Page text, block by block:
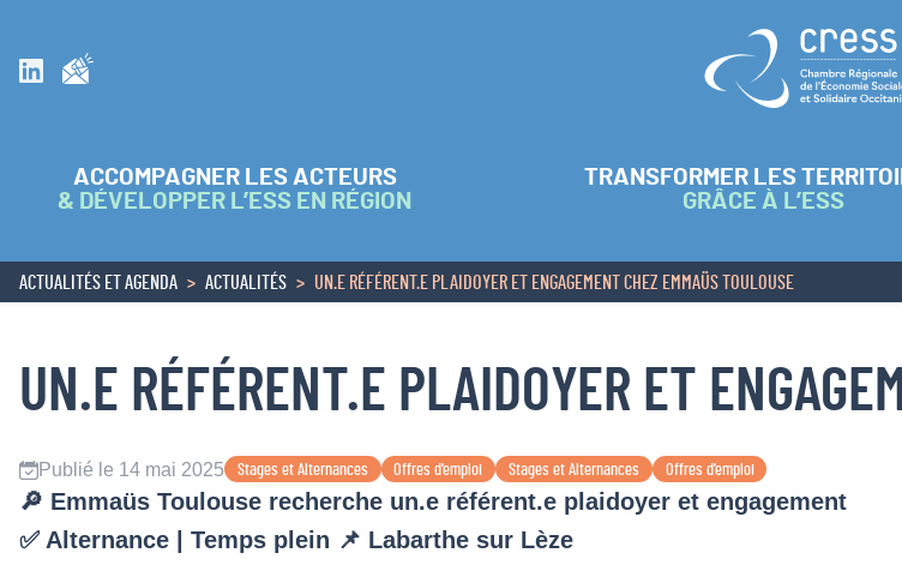
Suivez nous sur Linkedin
Retour à l'accueil
ACCOMPAGNER LES ACTEURS
& DÉVELOPPER L’ESS EN RÉGION
TRANSFORMER LES
GRÂCE À L’ESS
ACCUEIL
ACTUALITÉS ET AGENDA ACTUALITÉS UN.E RÉFÉRENT.E PLAIDOYER ET ENGAGEMENT CHEZ EMMAÜS TOULOUSE
UN.E RÉFÉRENT.E PLAIDOYER ET
Publié le 14 mai 2025 Stages et Alternances Offres d’emploi Stages et Alternances Offres d’emploi
🔎 Emmaüs Toulouse recherche un.e référent.e plaidoyer et engagement
✅ Alternance | Temps plein 📌 Labarthe sur Lèze